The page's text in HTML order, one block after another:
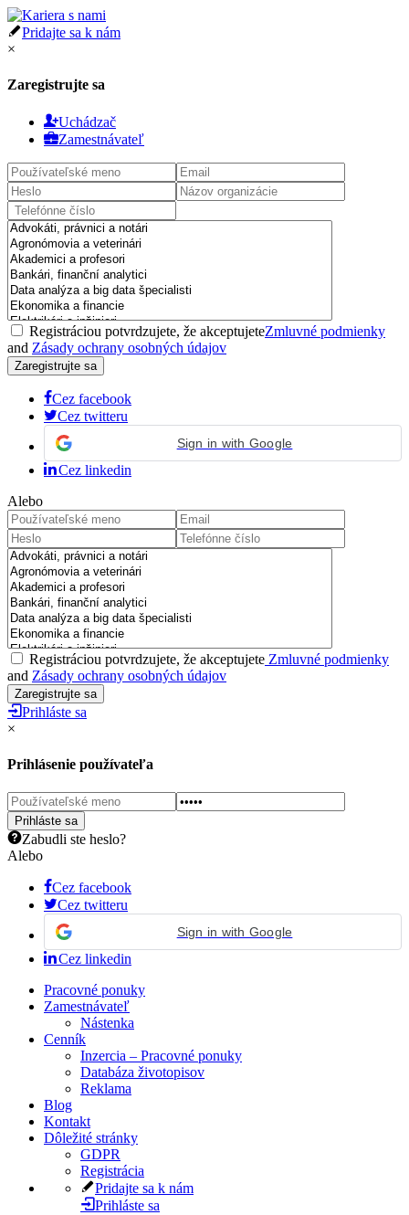
Pridajte sa k nám
×
Zaregistrujte sa
Uchádzač
Zamestnávateľ
Registráciou potvrdzujete, že akceptujeteZmluvné podmienky
and Zásady ochrany osobných údajov
Cez facebook
Cez twitteru
Sign in with Google
Cez linkedin
Alebo
Registráciou potvrdzujete, že akceptujete Zmluvné podmienky
and Zásady ochrany osobných údajov
Prihláste sa
×
Prihlásenie používateľa
Zabudli ste heslo?
Alebo
Cez facebook
Cez twitteru
Sign in with Google
Cez linkedin
Pracovné ponuky
Zamestnávateľ
Nástenka
Cenník
Inzercia – Pracovné ponuky
Databáza životopisov
Reklama
Blog
Kontakt
Dôležité stránky
GDPR
Registrácia
Pridajte sa k nám
Prihláste sa